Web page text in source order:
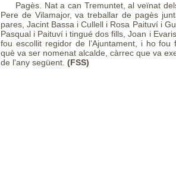
Pagès. Nat a can Tremuntet, al veïnat
Pere de Vilamajor, va treballar de pagès
pares, Jacint Bassa i Cullell i Rosa Paituví i
Pasqual i Paituví i tingué dos fills, Joan i
fou escollit regidor de l’Ajuntament, i ho fou
què va ser nomenat alcalde, càrrec que va
de l'any següent. (FSS)